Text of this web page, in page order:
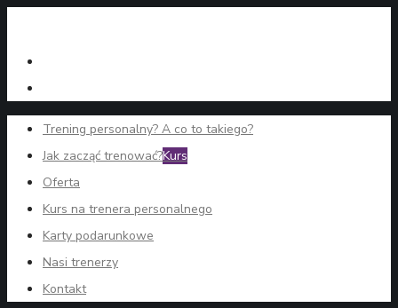
Trening personalny? A co to takiego?
Jak zacząć trenować?Kurs
Oferta
Kurs na trenera personalnego
Karty podarunkowe
Nasi trenerzy
Kontakt